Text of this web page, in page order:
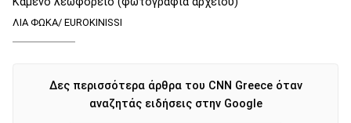
ΛΙΑ ΦΩΚΑ/ EUROKINISSI
Δες περισσότερα άρθρα του CNN Greece όταν
αναζητάς ειδήσεις στην Google